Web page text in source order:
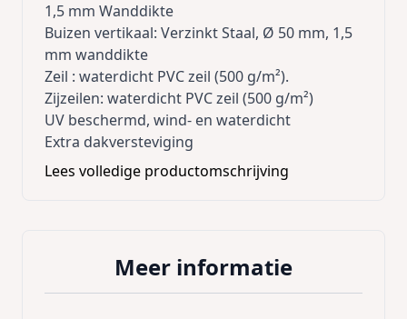
1,5 mm Wanddikte
Buizen vertikaal: Verzinkt Staal, Ø 50 mm, 1,5
mm wanddikte
Zeil : waterdicht PVC zeil (500 g/m²).
Zijzeilen: waterdicht PVC zeil (500 g/m²)
UV beschermd, wind- en waterdicht
Extra dakversteviging
Grondframe
Deze tenten worden compleet nieuw geleverd
Zeer makkelijk op te zetten!
Het opbouwen van de partytent is eenvoudig
Lees volledige productomschrijving
Meer informatie